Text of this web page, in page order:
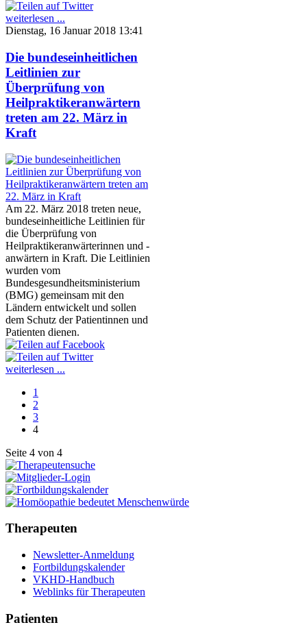
weiterlesen ...
Dienstag, 16 Januar 2018 13:41
Die bundeseinheitlichen
Leitlinien zur
Überprüfung von
Heilpraktikeranwärtern
treten am 22. März in
Kraft
Am 22. März 2018 treten neue,
bundeseinheitliche Leitlinien für
die Überprüfung von
Heilpraktikeranwärterinnen und -
anwärtern in Kraft. Die Leitlinien
wurden vom
Bundesgesundheitsministerium
(BMG) gemeinsam mit den
Ländern entwickelt und sollen
dem Schutz der Patientinnen und
Patienten dienen.
weiterlesen ...
1
2
3
4
Seite 4 von 4
Therapeuten
Newsletter-Anmeldung
Fortbildungskalender
VKHD-Handbuch
Weblinks für Therapeuten
Patienten